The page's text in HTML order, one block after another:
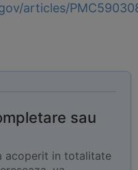
articles/
sau
acoperit in totalitate